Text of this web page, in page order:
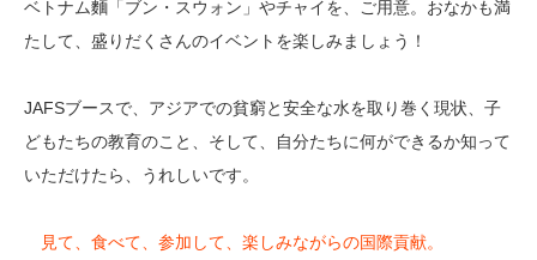
ベトナム麵「ブン・スウォン」やチャイを、ご用意。おなかも満
たして、盛りだくさんのイベントを楽しみましょう！
JAFSブースで、アジアでの貧窮と安全な水を取り巻く現状、子
どもたちの教育のこと、そして、自分たちに何ができるか知って
いただけたら、うれしいです。
見て、食べて、参加して、楽しみながらの国際貢献。